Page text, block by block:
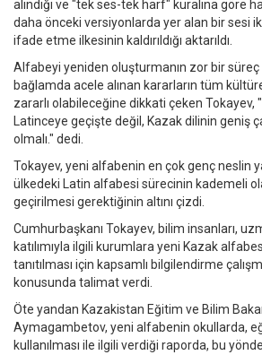
alındığı ve "tek ses-tek harf" kuralına göre
daha önceki versiyonlarda yer alan bir sesi
ifade etme ilkesinin kaldırıldığı aktarıldı.
Alfabeyi yeniden oluşturmanın zor bir
bağlamda acele alınan kararların tüm
zararlı olabileceğine dikkati çeken Tokayev,
Latinceye geçişte değil, Kazak dilinin geniş
olmalı." dedi.
Tokayev, yeni alfabenin en çok genç neslin
ülkedeki Latin alfabesi sürecinin kademeli
geçirilmesi gerektiğinin altını çizdi.
Cumhurbaşkanı Tokayev, bilim insanları,
katılımıyla ilgili kurumlara yeni Kazak
tanıtılması için kapsamlı bilgilendirme
konusunda talimat verdi.
Öte yandan Kazakistan Eğitim ve Bilim
Aymagambetov, yeni alfabenin okullarda,
kullanılması ile ilgili verdiği raporda, bu